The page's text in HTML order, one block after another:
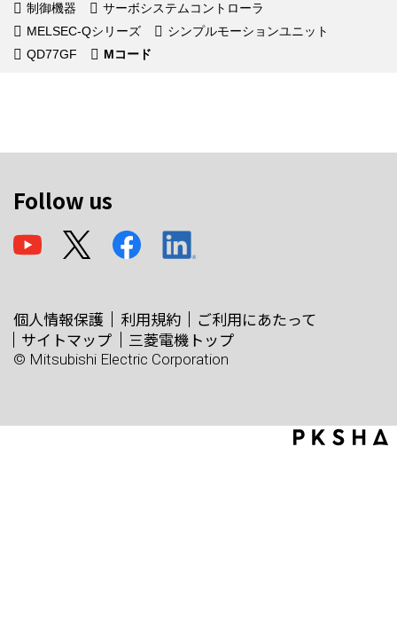
制御機器
サーボシステムコントローラ
MELSEC-Qシリーズ
シンプルモーションユニット
QD77GF
Mコード
Follow us
個人情報保護 利用規約
ご利用にあたって
サイトマップ
三菱電機トップ
© Mitsubishi Electric Corporation